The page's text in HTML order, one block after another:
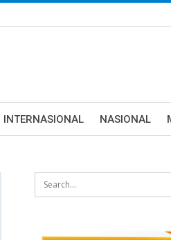
INTERNASIONAL NASIONAL